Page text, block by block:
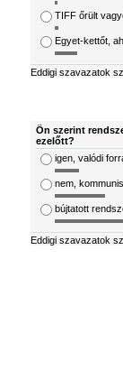
TIFF őrült
Egyet-kettőt,
Eddigi szavazatok
Ön szerint
ezelőtt?
igen, valódi
nem,
bújtatott
Eddigi szavazatok